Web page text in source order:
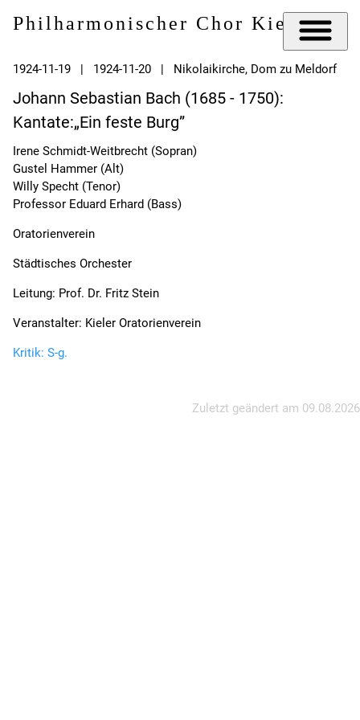
Philharmonischer Chor Kiel e.V.
1924-11-19 | 1924-11-20 | Nikolaikirche, Dom zu Meldorf
Johann Sebastian Bach (1685 - 1750):
Kantate:„Ein feste Burg”
Irene Schmidt-Weitbrecht (Sopran)
Gustel Hammer (Alt)
Willy Specht (Tenor)
Professor Eduard Erhard (Bass)
Oratorienverein
Städtisches Orchester
Leitung: Prof. Dr. Fritz Stein
Veranstalter: Kieler Oratorienverein
Kritik: S-g.
Zuletzt geändert am 09.08.2026